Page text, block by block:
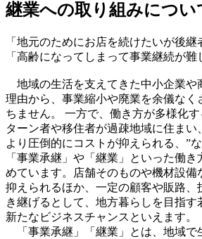
継業への取り組みについ
「地元のためにお店を続けたいが後継
「高齢になってしまって事業継続が難
地域の生活を支えてきた中小企業や
理由から、事業縮小や廃業を余儀なく
ちません。 一方で、働き方が多様化
ターン者や移住者が過疎地域に住まい
より圧倒的にコストが抑えられる、”
「事業承継」や「継業」といった働
めています。店舗そのものや機材設備
抑えられるほか、一定の顧客や販路、
き継げるとして、地方暮らしを目指す
新たなビジネスチャンスといえます。
「事業承継」「継業」とは、地域で